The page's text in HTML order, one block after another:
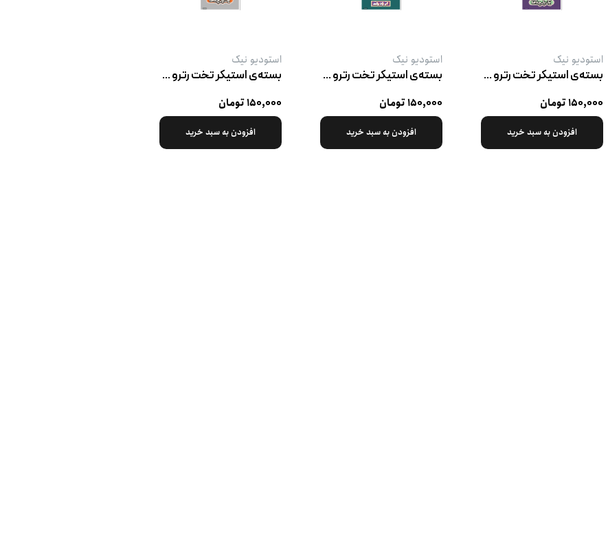
استودیو نیک
بسته‌ی استیکر تخت رترو پک ۲
۱۵۰,۰۰۰ تومان
افزودن به سبد خرید
استودیو نیک
بسته‌ی استیکر تخت رترو پک ۳
۱۵۰,۰۰۰ تومان
افزودن به سبد خرید
استودیو نیک
بسته‌ی استیکر تخت رترو پک ۱
۱۵۰,۰۰۰ تومان
افزودن به سبد خرید